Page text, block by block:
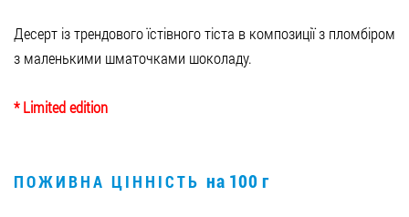
Десерт із трендового їстівного тіста в композиції з пломбіром
з маленькими шматочками шоколаду.
* Limited edition
ПОЖИВНА ЦІННІСТЬ на 100 г